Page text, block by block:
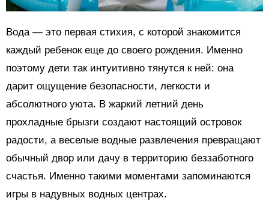
Вода — это первая стихия, с которой знакомится
каждый ребенок еще до своего рождения. Именно
поэтому дети так интуитивно тянутся к ней: она
дарит ощущение безопасности, легкости и
абсолютного уюта. В жаркий летний день
прохладные брызги создают настоящий островок
радости, а веселые водные развлечения превращают
обычный двор или дачу в территорию беззаботного
счастья. Именно такими моментами запоминаются
игры в надувных водных центрах.